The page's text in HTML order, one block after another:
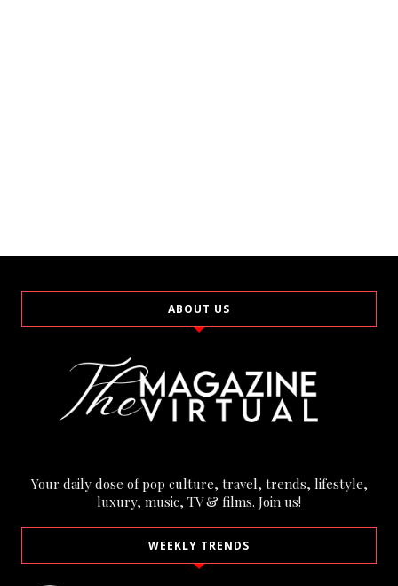
ABOUT US
Your daily dose of pop culture, travel, trends, lifestyle,
luxury, music, TV & films. Join us!
WEEKLY TRENDS